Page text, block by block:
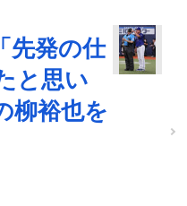
先発の仕
と思い
柳裕也を